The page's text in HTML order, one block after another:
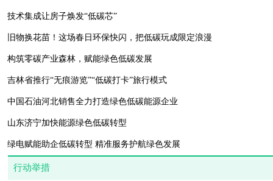
技术集成让房子焕发“低碳芯”
旧物换花苗！这场春日环保快闪，把低碳玩成限定浪漫
构筑零碳产业森林，赋能绿色低碳发展
吉林省推行“无痕游览”“低碳打卡”旅行模式
中国石油河北销售全力打造绿色低碳能源企业
山东济宁加快能源绿色低碳转型
绿电赋能助企低碳转型 精准服务护航绿色发展
行动举措